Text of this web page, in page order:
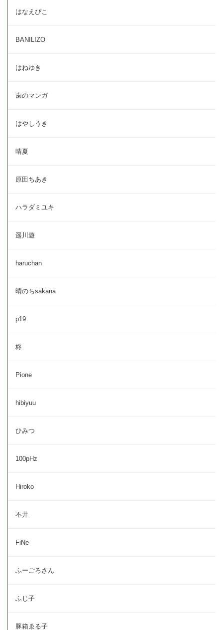
はなえぴこ
BANILIZO
はねゆき
歯のマンガ
はやしうき
晴夏
原田ちあき
ハラダミユキ
遥川遊
haruchan
晴のちsakana
p19
柊
Pione
hibiyuu
ひみつ
100pHz
Hiroko
不井
FiNe
ふーごろさん
ふじ子
豚箱ゑる子